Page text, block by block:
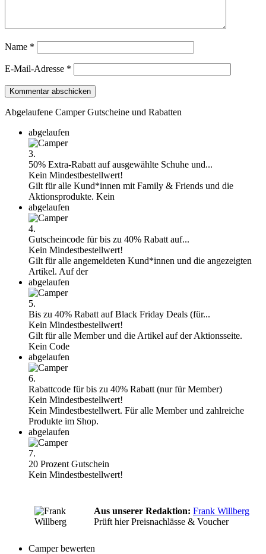
Name *
E-Mail-Adresse *
Abgelaufene Camper Gutscheine und Rabatten
abgelaufen
3.
50% Extra-Rabatt auf ausgewählte Schuhe und...
Kein Mindestbestellwert!
Gilt für alle Kund*innen mit Family & Friends und die
Aktionsprodukte. Kein
abgelaufen
4.
Gutscheincode für bis zu 40% Rabatt auf...
Kein Mindestbestellwert!
Gilt für alle angemeldeten Kund*innen und die angezeigten
Artikel. Auf der
abgelaufen
5.
Bis zu 40% Rabatt auf Black Friday Deals (für...
Kein Mindestbestellwert!
Gilt für alle Member und die Artikel auf der Aktionsseite.
Kein Code
abgelaufen
6.
Rabattcode für bis zu 40% Rabatt (nur für Member)
Kein Mindestbestellwert!
Kein Mindestbestellwert. Für alle Member und zahlreiche
Produkte im Shop.
abgelaufen
7.
20 Prozent Gutschein
Kein Mindestbestellwert!
Aus unserer Redaktion: Frank Willberg
Prüft hier Preisnachlässe & Voucher
Camper bewerten